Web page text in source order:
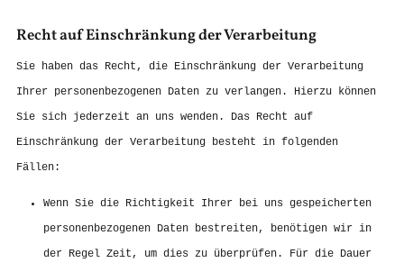
Recht auf Einschränkung der Verarbeitung
Sie haben das Recht, die Einschränkung der Verarbeitung
Ihrer personenbezogenen Daten zu verlangen. Hierzu können
Sie sich jederzeit an uns wenden. Das Recht auf
Einschränkung der Verarbeitung besteht in folgenden
Fällen:
Wenn Sie die Richtigkeit Ihrer bei uns gespeicherten
personenbezogenen Daten bestreiten, benötigen wir in
der Regel Zeit, um dies zu überprüfen. Für die Dauer